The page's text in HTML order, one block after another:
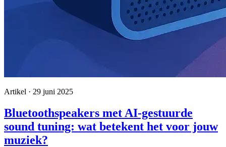
Artikel · 29 juni 2025
Bluetoothspeakers met AI-gestuurde
sound tuning: wat betekent het voor jouw
muziek?